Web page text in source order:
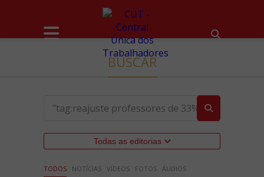
BUSCAR
Todas as editorias
TODOS NOTÍCIAS VÍDEOS FOTOS ÁUDIOS